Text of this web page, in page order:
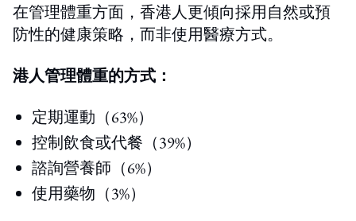
在管理體重方面，香港人更傾向採用自然或預
防性的健康策略，而非使用醫療方式。
港人管理體重的方式：
定期運動（63%）
控制飲食或代餐（39%）
諮詢營養師（6%）
使用藥物（3%）